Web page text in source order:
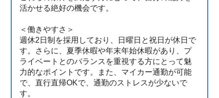
活かせる絶好の機会です。
＜働きやすさ＞
週休2日制を採用しており、日曜日と祝日が休日で
す。さらに、夏季休暇や年末年始休暇があり、プ
ライベートとのバランスを重視する方にとって魅
力的なポイントです。また、マイカー通勤が可能
で、直行直帰OKで、通勤のストレスが少ないで
す。